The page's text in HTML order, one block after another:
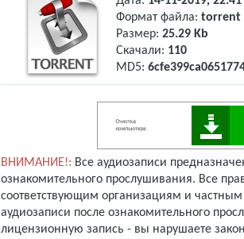
Формат файла: torrent
Размер: 25.29 Kb
Скачали: 110
MD5:
ВНИМАНИЕ!: Все аудиозаписи
ознакомительного прослушивания. Все
соответствующим организациям и
аудиозаписи после ознакомительного
лицензионную запись - вы нарушаете